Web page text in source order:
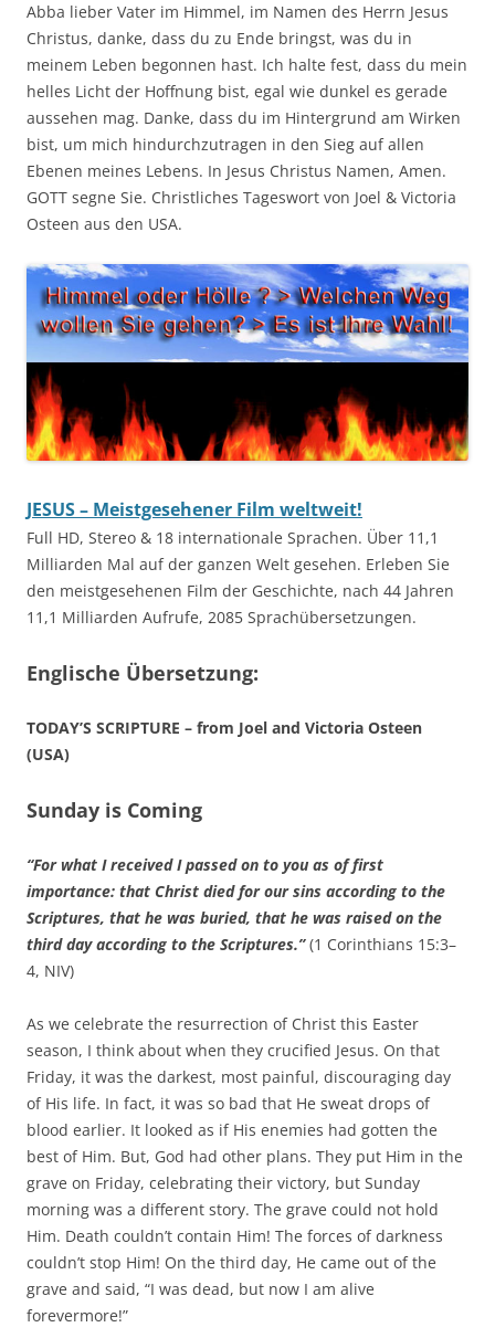
Abba lieber Vater im Himmel, im Namen des Herrn Jesus
Christus, danke, dass du zu Ende bringst, was du in
meinem Leben begonnen hast. Ich halte fest, dass du mein
helles Licht der Hoffnung bist, egal wie dunkel es gerade
aussehen mag. Danke, dass du im Hintergrund am Wirken
bist, um mich hindurchzutragen in den Sieg auf allen
Ebenen meines Lebens. In Jesus Christus Namen, Amen.
GOTT segne Sie. Christliches Tageswort von Joel & Victoria
Osteen aus den USA.
JESUS – Meistgesehener Film weltweit!
Full HD, Stereo & 18 internationale Sprachen. Über 11,1
Milliarden Mal auf der ganzen Welt gesehen. Erleben Sie
den meistgesehenen Film der Geschichte, nach 44 Jahren
11,1 Milliarden Aufrufe, 2085 Sprachübersetzungen.
Englische Übersetzung:
TODAY’S SCRIPTURE – from Joel and Victoria Osteen
(USA)
Sunday is Coming
“For what I received I passed on to you as of first
importance: that Christ died for our sins according to the
Scriptures, that he was buried, that he was raised on the
third day according to the Scriptures.”(1 Corinthians 15:3–
4, NIV)
As we celebrate the resurrection of Christ this Easter
season, I think about when they crucified Jesus. On that
Friday, it was the darkest, most painful, discouraging day
of His life. In fact, it was so bad that He sweat drops of
blood earlier. It looked as if His enemies had gotten the
best of Him. But, God had other plans. They put Him in the
grave on Friday, celebrating their victory, but Sunday
morning was a different story. The grave could not hold
Him. Death couldn’t contain Him! The forces of darkness
couldn’t stop Him! On the third day, He came out of the
grave and said, “I was dead, but now I am alive
forevermore!”